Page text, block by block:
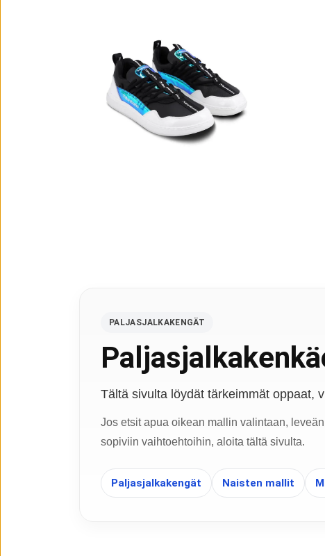
PALJASJALKAKENGÄT
Tältä sivulta löydät tärkeimmät oppaat,
Jos etsit apua oikean mallin valintaan,
sopiviin vaihtoehtoihin, aloita tältä sivulta.
Paljasjalkakengät Naisten mallit